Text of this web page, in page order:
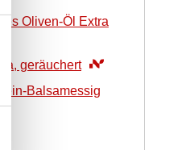
Oliven-Öl Extra
geräuchert
Balsamessig